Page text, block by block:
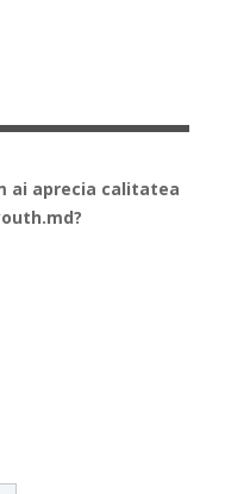
ai aprecia calitatea